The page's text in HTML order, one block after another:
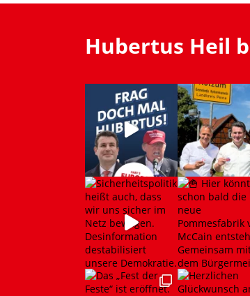
Hubertus Heil